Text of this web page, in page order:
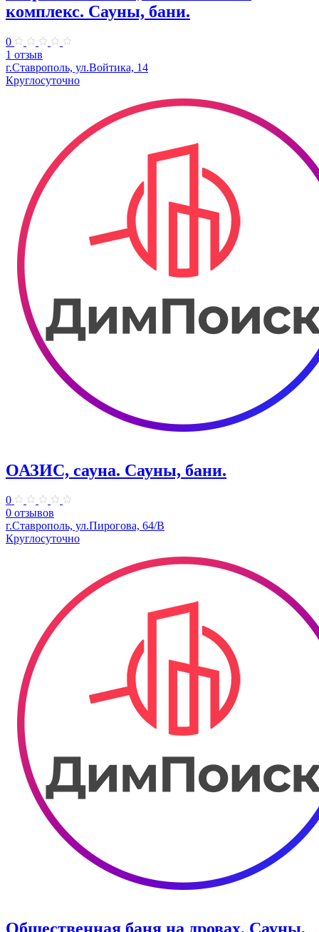
комплекс. Сауны, бани.
0
1 отзыв
г.Ставрополь, ул.Войтика, 14
Круглосуточно
ОАЗИС, сауна. Сауны, бани.
0
0 отзывов
г.Ставрополь, ул.Пирогова, 64/В
Круглосуточно